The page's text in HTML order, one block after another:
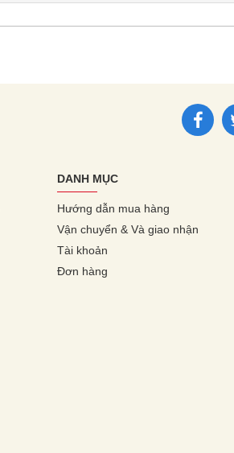
DANH MỤC
Hướng dẫn mua hàng
Vận chuyển & Và giao nhận
Tài khoản
Đơn hàng